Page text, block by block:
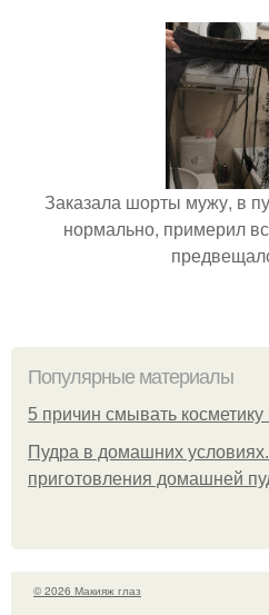
Заказала шорты мужу, в
нормально, примерил
Популярные материалы
5 причин смывать косметику
Пудра в домашних
приготовления домашней
© 2026 Макияж глаз